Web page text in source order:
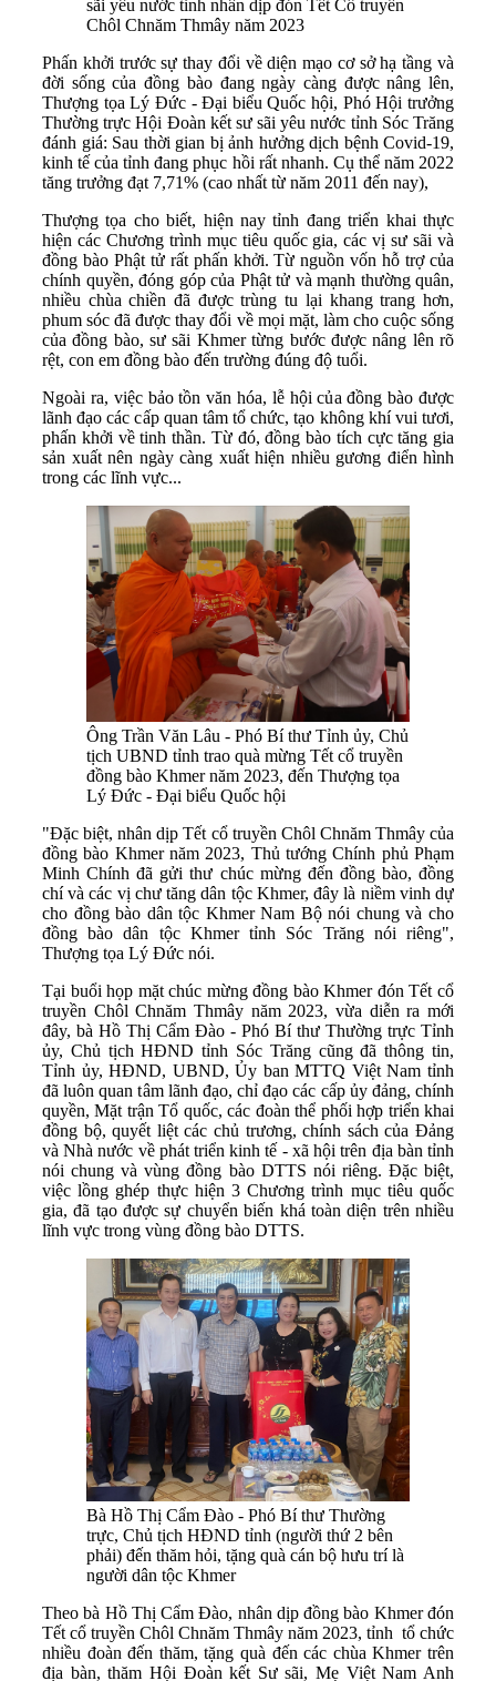
sãi yêu nước tỉnh nhân dịp đón Tết Cổ truyền
Chôl Chnăm Thmây năm 2023
Phấn khởi trước sự thay đổi về diện mạo cơ sở hạ tầng và
đời sống của đồng bào đang ngày càng được nâng lên,
Thượng tọa Lý Đức - Đại biểu Quốc hội, Phó Hội trưởng
Thường trực Hội Đoàn kết sư sãi yêu nước tỉnh Sóc Trăng
đánh giá: Sau thời gian bị ảnh hưởng dịch bệnh Covid-19,
kinh tế của tỉnh đang phục hồi rất nhanh. Cụ thể năm 2022
tăng trưởng đạt 7,71% (cao nhất từ năm 2011 đến nay),
Thượng tọa cho biết, hiện nay tỉnh đang triển khai thực
hiện các Chương trình mục tiêu quốc gia, các vị sư sãi và
đồng bào Phật tử rất phấn khởi. Từ nguồn vốn hỗ trợ của
chính quyền, đóng góp của Phật tử và mạnh thường quân,
nhiều chùa chiền đã được trùng tu lại khang trang hơn,
phum sóc đã được thay đổi về mọi mặt, làm cho cuộc sống
của đồng bào, sư sãi Khmer từng bước được nâng lên rõ
rệt, con em đồng bào đến trường đúng độ tuổi.
Ngoài ra, việc bảo tồn văn hóa, lễ hội của đồng bào được
lãnh đạo các cấp quan tâm tổ chức, tạo không khí vui tươi,
phấn khởi về tinh thần. Từ đó, đồng bào tích cực tăng gia
sản xuất nên ngày càng xuất hiện nhiều gương điển hình
trong các lĩnh vực...
Ông Trần Văn Lâu - Phó Bí thư Tỉnh ủy, Chủ
tịch UBND tỉnh trao quà mừng Tết cổ truyền
đồng bào Khmer năm 2023, đến Thượng tọa
Lý Đức - Đại biểu Quốc hội
"Đặc biệt, nhân dịp Tết cổ truyền Chôl Chnăm Thmây của
đồng bào Khmer năm 2023, Thủ tướng Chính phủ Phạm
Minh Chính đã gửi thư chúc mừng đến đồng bào, đồng
chí và các vị chư tăng dân tộc Khmer, đây là niềm vinh dự
cho đồng bào dân tộc Khmer Nam Bộ nói chung và cho
đồng bào dân tộc Khmer tỉnh Sóc Trăng nói riêng",
Thượng tọa Lý Đức nói.
Tại buổi họp mặt chúc mừng đồng bào Khmer đón Tết cổ
truyền Chôl Chnăm Thmây năm 2023, vừa diễn ra mới
đây, bà Hồ Thị Cẩm Đào - Phó Bí thư Thường trực Tỉnh
ủy, Chủ tịch HĐND tỉnh Sóc Trăng cũng đã thông tin,
Tỉnh ủy, HĐND, UBND, Ủy ban MTTQ Việt Nam tỉnh
đã luôn quan tâm lãnh đạo, chỉ đạo các cấp ủy đảng, chính
quyền, Mặt trận Tổ quốc, các đoàn thể phối hợp triển khai
đồng bộ, quyết liệt các chủ trương, chính sách của Đảng
và Nhà nước về phát triển kinh tế - xã hội trên địa bàn tỉnh
nói chung và vùng đồng bào DTTS nói riêng. Đặc biệt,
việc lồng ghép thực hiện 3 Chương trình mục tiêu quốc
gia, đã tạo được sự chuyển biến khá toàn diện trên nhiều
lĩnh vực trong vùng đồng bào DTTS.
Bà Hồ Thị Cẩm Đào - Phó Bí thư Thường
trực, Chủ tịch HĐND tỉnh (người thứ 2 bên
phải) đến thăm hỏi, tặng quà cán bộ hưu trí là
người dân tộc Khmer
Theo bà Hồ Thị Cẩm Đào, nhân dịp đồng bào Khmer đón
Tết cổ truyền Chôl Chnăm Thmây năm 2023, tỉnh tổ chức
nhiều đoàn đến thăm, tặng quà đến các chùa Khmer trên
địa bàn, thăm Hội Đoàn kết Sư sãi, Mẹ Việt Nam Anh